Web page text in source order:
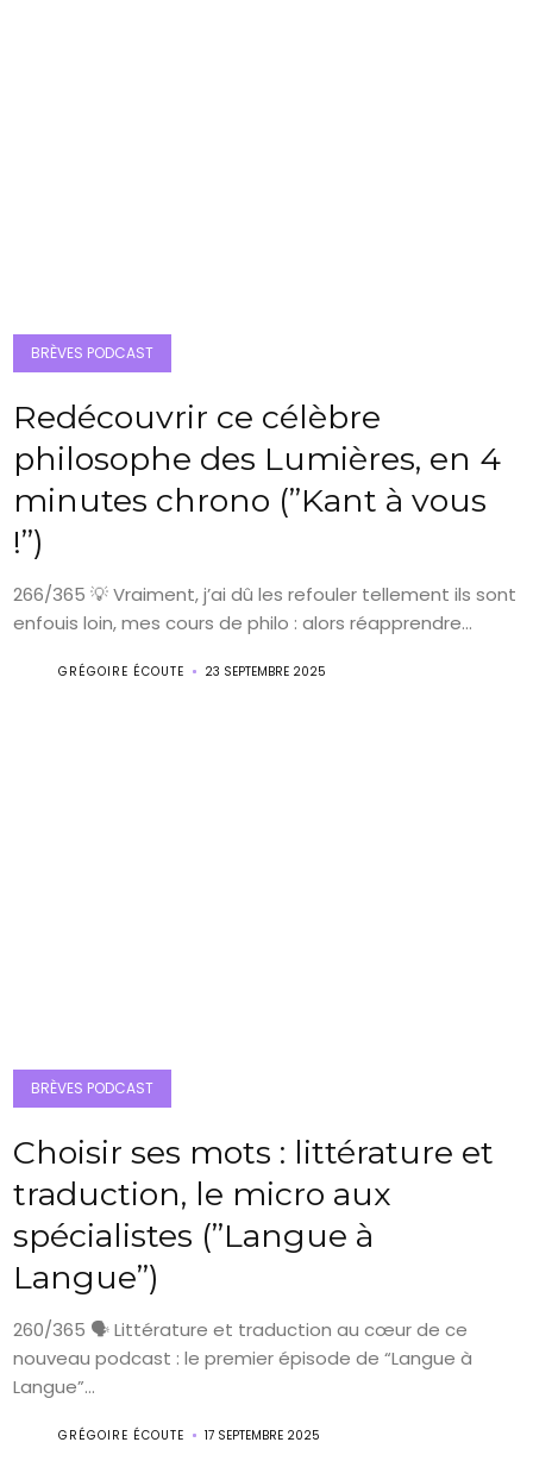
BRÈVES PODCAST
Redécouvrir ce célèbre
philosophe des Lumières, en 4
minutes chrono (”Kant à vous
!”)
266/365 💡 Vraiment, j’ai dû les refouler tellement ils sont
enfouis loin, mes cours de philo : alors réapprendre...
GRÉGOIRE ÉCOUTE 23 SEPTEMBRE 2025
BRÈVES PODCAST
Choisir ses mots : littérature et
traduction, le micro aux
spécialistes (”Langue à
Langue”)
260/365 🗣️ Littérature et traduction au cœur de ce
nouveau podcast : le premier épisode de “Langue à
Langue”...
GRÉGOIRE ÉCOUTE 17 SEPTEMBRE 2025